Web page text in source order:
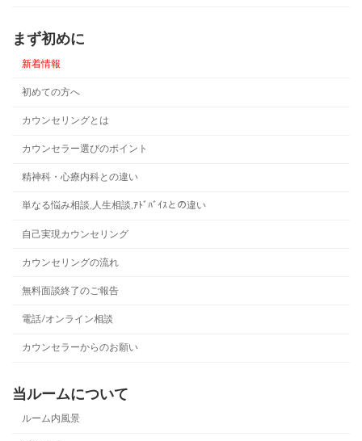
まず初めに
新着情報
初めての方へ
カウンセリングとは
カウンセラー選びのポイント
精神科・心療内科との違い
単なる悩み相談,人生相談,ｱﾄﾞﾊﾞｲｽとの違い
自己実現カウンセリング
カウンセリングの流れ
無料面談終了のご報告
電話/オンライン相談
カウンセラーからのお願い
当ルームについて
ルーム内風景